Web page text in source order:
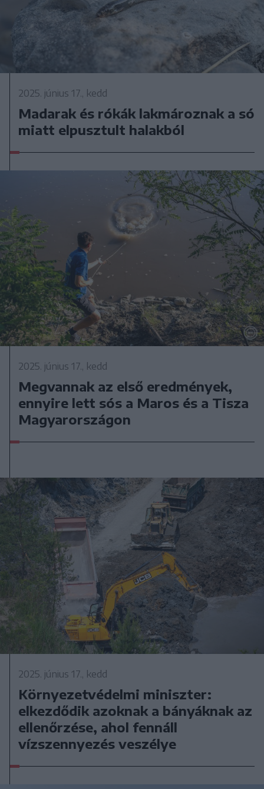
2025. június 17., kedd
Madarak és rókák lakmároznak a só
miatt elpusztult halakból
2025. június 17., kedd
Megvannak az első eredmények,
ennyire lett sós a Maros és a Tisza
Magyarországon
2025. június 17., kedd
Környezetvédelmi miniszter:
elkezdődik azoknak a bányáknak az
ellenőrzése, ahol fennáll
vízszennyezés veszélye